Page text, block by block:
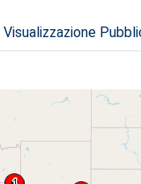
Visualizzazione